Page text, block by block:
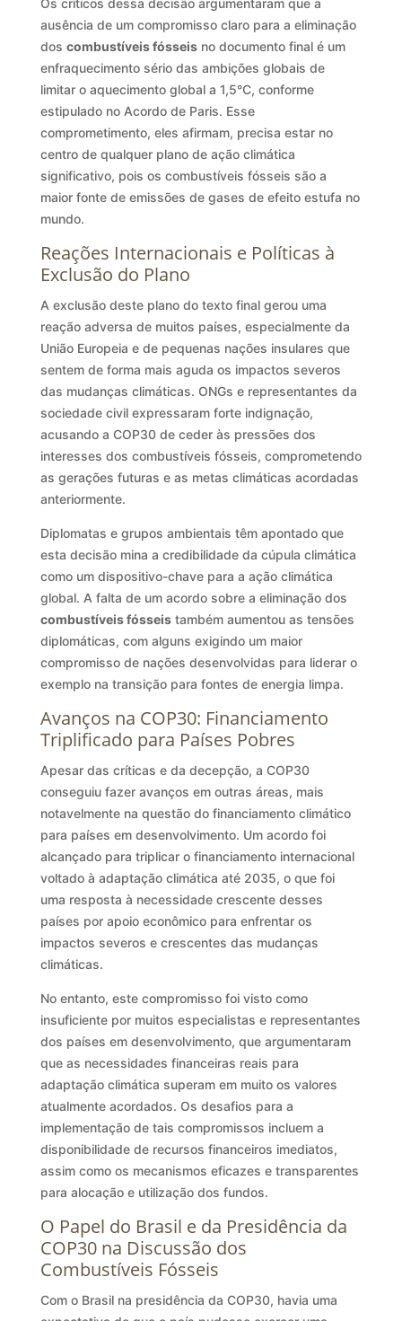
Os críticos dessa decisão argumentaram que a
ausência de um compromisso claro para a eliminação
dos combustíveis fósseisno documento final é um
enfraquecimento sério das ambições globais de
limitar o aquecimento global a 1,5°C, conforme
estipulado no Acordo de Paris. Esse
comprometimento, eles afirmam, precisa estar no
centro de qualquer plano de ação climática
significativo, pois os combustíveis fósseis são a
maior fonte de emissões de gases de efeito estufa no
mundo.
Reações Internacionais e Políticas à
Exclusão do Plano
A exclusão deste plano do texto final gerou uma
reação adversa de muitos países, especialmente da
União Europeia e de pequenas nações insulares que
sentem de forma mais aguda os impactos severos
das mudanças climáticas. ONGs e representantes da
sociedade civil expressaram forte indignação,
acusando a COP30 de ceder às pressões dos
interesses dos combustíveis fósseis, comprometendo
as gerações futuras e as metas climáticas acordadas
anteriormente.
Diplomatas e grupos ambientais têm apontado que
esta decisão mina a credibilidade da cúpula climática
como um dispositivo-chave para a ação climática
global. A falta de um acordo sobre a eliminação dos
combustíveis fósseistambém aumentou as tensões
diplomáticas, com alguns exigindo um maior
compromisso de nações desenvolvidas para liderar o
exemplo na transição para fontes de energia limpa.
Avanços na COP30: Financiamento
Triplificado para Países Pobres
Apesar das críticas e da decepção, a COP30
conseguiu fazer avanços em outras áreas, mais
notavelmente na questão do financiamento climático
para países em desenvolvimento. Um acordo foi
alcançado para triplicar o financiamento internacional
voltado à adaptação climática até 2035, o que foi
uma resposta à necessidade crescente desses
países por apoio econômico para enfrentar os
impactos severos e crescentes das mudanças
climáticas.
No entanto, este compromisso foi visto como
insuficiente por muitos especialistas e representantes
dos países em desenvolvimento, que argumentaram
que as necessidades financeiras reais para
adaptação climática superam em muito os valores
atualmente acordados. Os desafios para a
implementação de tais compromissos incluem a
disponibilidade de recursos financeiros imediatos,
assim como os mecanismos eficazes e transparentes
para alocação e utilização dos fundos.
O Papel do Brasil e da Presidência da
COP30 na Discussão dos
Combustíveis Fósseis
Com o Brasil na presidência da COP30, havia uma